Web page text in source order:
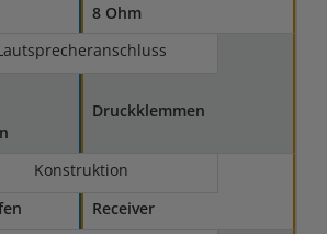
8 Ohm
Druckklemmen
Konstruktion
Receiver